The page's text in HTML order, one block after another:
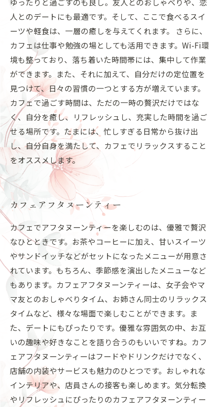
人とのデートにも最適です。そして、ここで食べるスイ
ーツや軽食は、一層の癒しを与えてくれます。 さらに、
カフェは仕事や勉強の場としても活用できます。Wi-Fi環
境も整っており、落ち着いた時間帯には、集中して作業
ができます。また、それに加えて、自分だけの定位置を
見つけて、日々の習慣の一つとする方が増えています。
カフェで過ごす時間は、ただの一時の贅沢だけではな
く、自分を癒し、リフレッシュし、充実した時間を過ご
せる場所です。たまには、忙しすぎる日常から抜け出
し、自分自身を満たして、カフェでリラックスすること
をオススメします。
カフェアフタヌーンティー
カフェでアフタヌーンティーを楽しむのは、優雅で贅沢
なひとときです。お茶やコーヒーに加え、甘いスイーツ
やサンドイッチなどがセットになったメニューが用意さ
れています。もちろん、季節感を演出したメニューなど
もあります。カフェアフタヌーンティーは、女子会やマ
マ友とのおしゃべりタイム、お姉さん同士のリラックス
タイムなど、様々な場面で楽しむことができます。ま
た、デートにもぴったりです。優雅な雰囲気の中、お互
いの趣味や好きなことを語り合うのもいいですね。カフ
ェアフタヌーンティーはフードやドリンクだけでなく、
店舗の内装やサービスも魅力のひとつです。おしゃれな
インテリアや、店員さんの接客も楽しめます。気分転換
やリフレッシュにぴったりのカフェアフタヌーンティー